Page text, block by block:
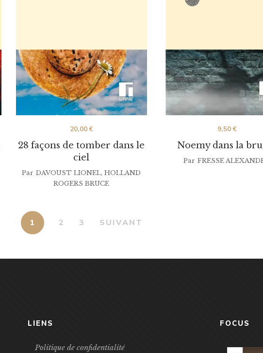
28 façons de tomber dans le
ciel
20,00€
Par DAVOUST LIONEL,HOLLAND
ROGERS BRUCE
Noemy dans la
9,50€
Par FRESSE
1 2 3 SUIVANT
LIENS
Politique de confidentialité
FOCUS